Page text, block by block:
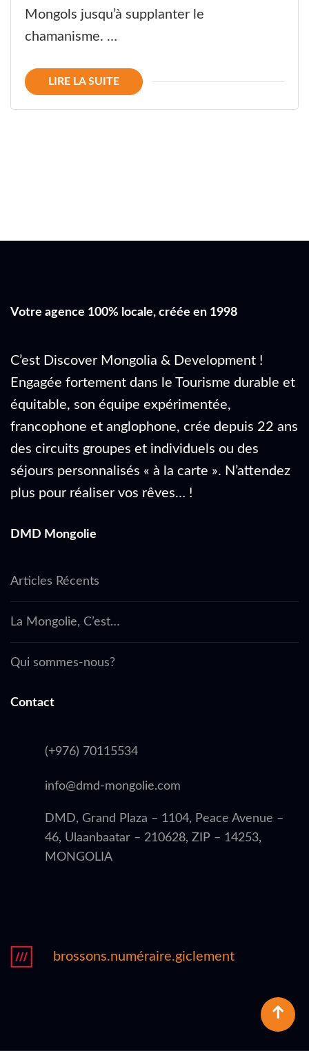
mongols
Mongols jusqu’à supplanter le
chamanisme. …
LIRE LA SUITE
Votre agence 100% locale, créée en 1998
C’est Discover Mongolia & Development !
Engagée fortement dans le Tourisme durable et
équitable, son équipe expérimentée,
francophone et anglophone, crée depuis 22 ans
des circuits groupes et individuels ou des
séjours personnalisés « à la carte ». N’attendez
plus pour réaliser vos rêves… !
DMD Mongolie
Articles Récents
La Mongolie, C’est…
Qui sommes-nous?
Contact
(+976) 70115534
info@dmd-mongolie.com
DMD, Grand Plaza – 1104, Peace Avenue –
46, Ulaanbaatar – 210628, ZIP – 14253,
MONGOLIA
brossons.numéraire.giclement